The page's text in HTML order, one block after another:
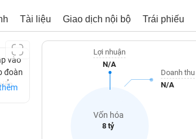
Tài liệu Giao dịch nội bộ Trái phiếu
vào
đoàn
Vốn hóa
8 tỷ
Lợi nhuận
N/A
Doanh thu
N/A